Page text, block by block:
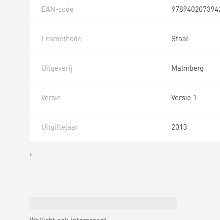
EAN-code
Lesmethode Staal
Uitgeverij Malmberg
Versie Versie 1
Uitgiftejaar 2013